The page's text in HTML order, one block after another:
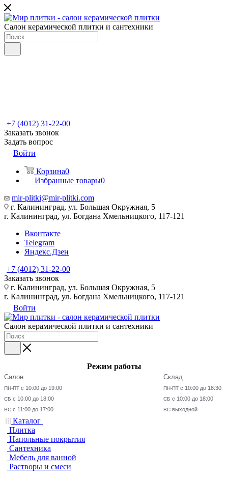
Салон керамической плитки и сантехники
+7 (4012) 31-22-00
Заказать звонок
Задать вопрос
Войти
Корзина0
Избранные товары0
mir-plitki@mir-plitki.com
г. Калининград, ул. Большая Окружная, 5
г. Калининград, ул. Богдана Хмельницкого, 117-121
Вконтакте
Telegram
Яндекс.Дзен
+7 (4012) 31-22-00
Заказать звонок
г. Калининград, ул. Большая Окружная, 5
г. Калининград, ул. Богдана Хмельницкого, 117-121
Войти
Салон керамической плитки и сантехники
Режим работы
Салон
ПН-ПТ с 10:00 до 19:00
СБ с 10:00 до 18:00
ВС с 11:00 до 17:00
Склад
ПН-ПТ с 10:00 до 18:30
СБ с 10:00 до 18:00
ВС выходной
Каталог
Плитка
Напольные покрытия
Сантехника
Мебель для ванной
Растворы и смеси